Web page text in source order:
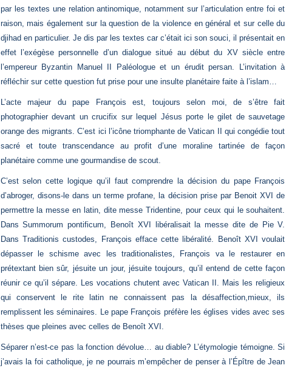
par les textes une relation antinomique, notamment sur l’articulation entre foi et
raison, mais également sur la question de la violence en général et sur celle du
djihad en particulier. Je dis par les textes car c’était ici son souci, il présentait en
effet l’exégèse personnelle d’un dialogue situé au début du XV siècle entre
l’empereur Byzantin Manuel II Paléologue et un érudit persan. L’invitation à
réfléchir sur cette question fut prise pour une insulte planétaire faite à l’islam…
L’acte majeur du pape François est, toujours selon moi, de s’être fait
photographier devant un crucifix sur lequel Jésus porte le gilet de sauvetage
orange des migrants. C’est ici l’icône triomphante de Vatican II qui congédie tout
sacré et toute transcendance au profit d’une moraline tartinée de façon
planétaire comme une gourmandise de scout.
C’est selon cette logique qu’il faut comprendre la décision du pape François
d’abroger, disons-le dans un terme profane, la décision prise par Benoit XVI de
permettre la messe en latin, dite messe Tridentine, pour ceux qui le souhaitent.
Dans Summorum pontificum, Benoît XVI libéralisait la messe dite de Pie V.
Dans Traditionis custodes, François efface cette libéralité. Benoît XVI voulait
dépasser le schisme avec les traditionalistes, François va le restaurer en
prétextant bien sûr, jésuite un jour, jésuite toujours, qu’il entend de cette façon
réunir ce qu’il sépare. Les vocations chutent avec Vatican II. Mais les religieux
qui conservent le rite latin ne connaissent pas la désaffection,mieux, ils
remplissent les séminaires. Le pape François préfère les églises vides avec ses
thèses que pleines avec celles de Benoît XVI.
Séparer n’est-ce pas la fonction dévolue… au diable? L’étymologie témoigne. Si
j’avais la foi catholique, je ne pourrais m’empêcher de penser à l’Épître de Jean